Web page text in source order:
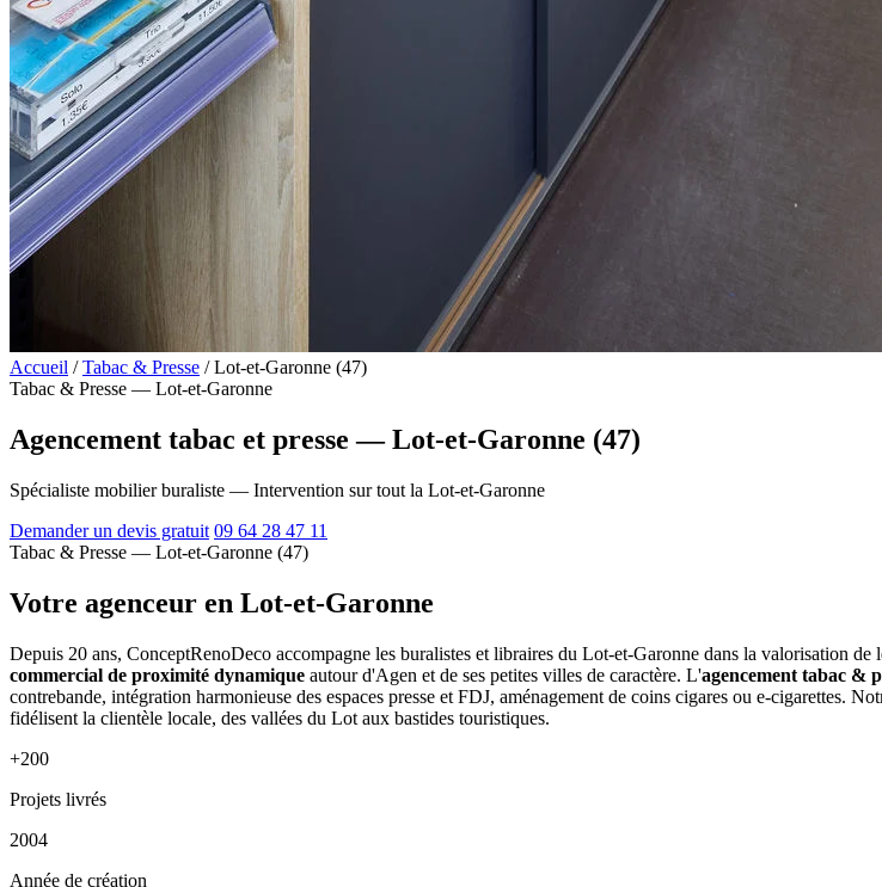
Accueil / Tabac & Presse / Lot-et-Garonne (47)
Tabac & Presse — Lot-et-Garonne
Agencement tabac et presse — Lot-et-Garonne (47)
Spécialiste mobilier buraliste — Intervention sur tout la Lot-et-Garonne
Demander un devis gratuit 09 64 28 47 11
Tabac & Presse — Lot-et-Garonne (47)
Votre agenceur en Lot-et-Garonne
Depuis 20 ans, ConceptRenoDeco accompagne les buralistes et libraires du Lot-et-Garonne dans la valorisation
commercial de proximité dynamique autour d'Agen et de ses petites villes de caractère. L'agencement tabac &
contrebande, intégration harmonieuse des espaces presse et FDJ, aménagement de coins cigares ou e-cigarettes.
fidélisent la clientèle locale, des vallées du Lot aux bastides touristiques.
+200
Projets livrés
2004
Année de création